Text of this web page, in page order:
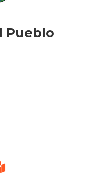
Pueblo